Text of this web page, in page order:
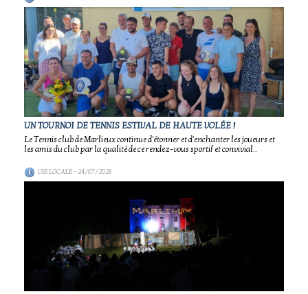
UN TOURNOI DE TENNIS ESTIVAL DE HAUTE VOLÉE !
Le Tennis club de Marlieux continue d'étonner et d'enchanter les joueurs et
les amis du club par la qualité de ce rendez-vous sportif et convivial..
VIE LOCALE- 24/07/2026